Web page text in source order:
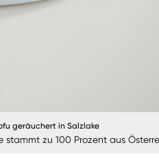
geräuchert in Salzlake
stammt zu 100 Prozent aus